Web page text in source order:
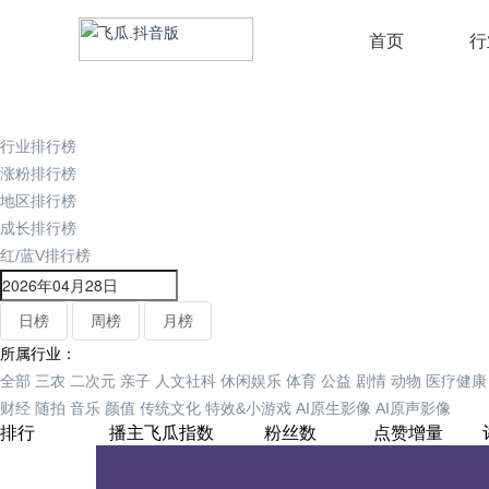
首页
行业排行榜
涨粉排行榜
地区排行榜
成长排行榜
红/蓝V排行榜
日榜 周榜
月榜
所属行业：
全部 三农 二次元 亲子 人文社科 休闲娱乐 体育 公益 剧情 动物 医疗健康
财经 随拍 音乐 颜值 传统文化 特效&小游戏 AI原生影像 AI原声影像
排行 播主飞瓜指数 粉丝数 点赞增量